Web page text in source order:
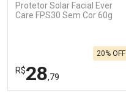
Protetor Solar Facial Ever
Care FPS30 Sem Cor 60g
R$28,79
20% OFF